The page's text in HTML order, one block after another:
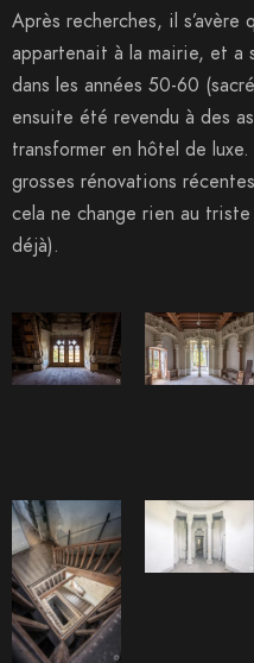
Après recherches, il s’avère
appartenait à la mairie, et a
dans les années 50-60
ensuite été revendu à des
transformer en hôtel de
grosses rénovations
cela ne change rien au
déjà).